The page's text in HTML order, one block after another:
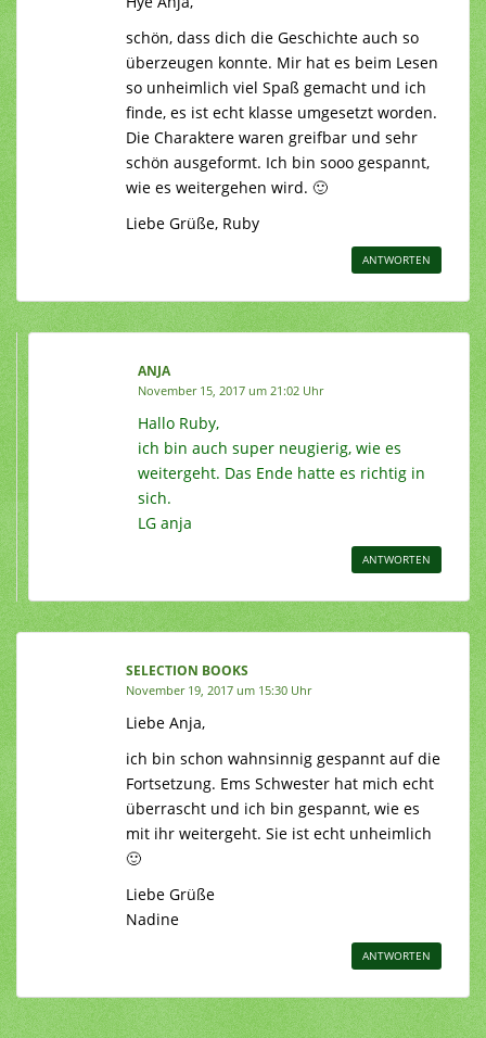
schön, dass dich die Geschichte auch so
überzeugen konnte. Mir hat es beim Lesen
so unheimlich viel Spaß gemacht und ich
finde, es ist echt klasse umgesetzt worden.
Die Charaktere waren greifbar und sehr
schön ausgeformt. Ich bin sooo gespannt,
wie es weitergehen wird. 🙂
Liebe Grüße, Ruby
ANTWORTEN
ANJA
November 15, 2017 um 21:02 Uhr
Hallo Ruby,
ich bin auch super neugierig, wie es
weitergeht. Das Ende hatte es richtig in
sich.
LG anja
ANTWORTEN
SELECTION BOOKS
November 19, 2017 um 15:30 Uhr
Liebe Anja,
ich bin schon wahnsinnig gespannt auf die
Fortsetzung. Ems Schwester hat mich echt
überrascht und ich bin gespannt, wie es
mit ihr weitergeht. Sie ist echt unheimlich
🙂
Liebe Grüße
Nadine
ANTWORTEN